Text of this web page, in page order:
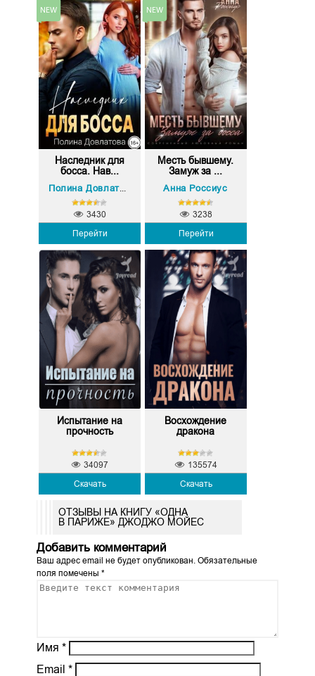
Наследник для
босса. Нав...
Полина Довлатова
Перейти
3430
Месть бывшему.
Замуж за ...
Анна Россиус
Перейти
3238
Испытание на
прочность
Скачать
34097
Восхождение
дракона
Скачать
135574
ОТЗЫВЫ НА КНИГУ «ОДНА
В ПАРИЖЕ» ДЖОДЖО МОЙЕС
Добавить комментарий
Ваш адрес email не будет опубликован.Обязательные
поля помечены *
Имя *
Email *